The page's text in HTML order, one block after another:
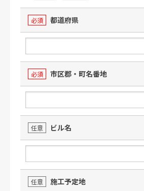
必須 都道府県
必須 市区郡・町名番地
任意 ビル名
任意 施工予定地